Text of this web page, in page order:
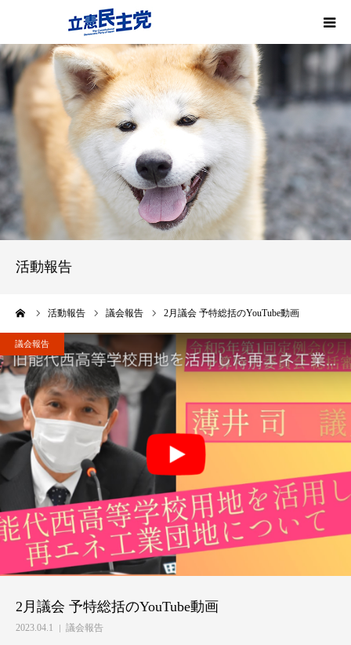
活動報告
活動報告 議会報告 2月議会 予特総括のYouTube動画
議会報告
2月議会 予特総括のYouTube動画
2023.04.1 議会報告
プロフィール
政策
活動報告
活動実績